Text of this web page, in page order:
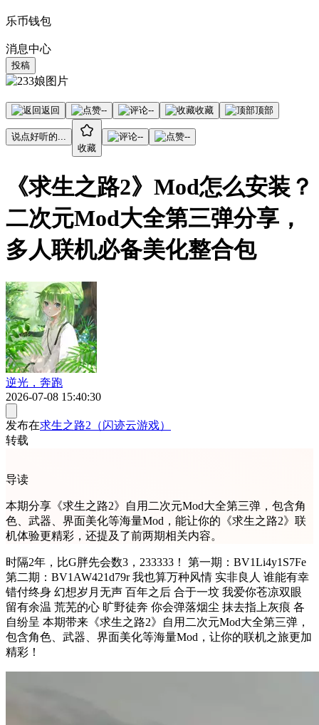
乐币钱包
消息中心
投稿
返回 -- -- 收藏 顶部
说点好听的...
收藏
-- --
《求生之路2》Mod怎么安装？
二次元Mod大全第三弹分享，
多人联机必备美化整合包
逆光，奔跑
2026-07-08 15:40:30
发布在求生之路2（闪迹云游戏）
转载
导读
本期分享《求生之路2》自用二次元Mod大全第三弹，包含角
色、武器、界面美化等海量Mod，能让你的《求生之路2》联
机体验更精彩，还提及了前两期相关内容。
时隔2年，比G胖先会数3，233333！ 第一期：BV1Li4y1S7Fe
第二期：BV1AW421d79r 我也算万种风情 实非良人 谁能有幸
错付终身 幻想岁月无声 百年之后 合于一坟 我爱你苍凉双眼
留有余温 荒芜的心 旷野徒奔 你会弹落烟尘 抹去指上灰痕 各
自纷呈 本期带来《求生之路2》自用二次元Mod大全第三弹，
包含角色、武器、界面美化等海量Mod，让你的联机之旅更加
精彩！